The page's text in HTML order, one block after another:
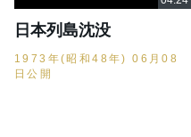
日本列島沈没
1973年(昭和48年) 06月08
日公開